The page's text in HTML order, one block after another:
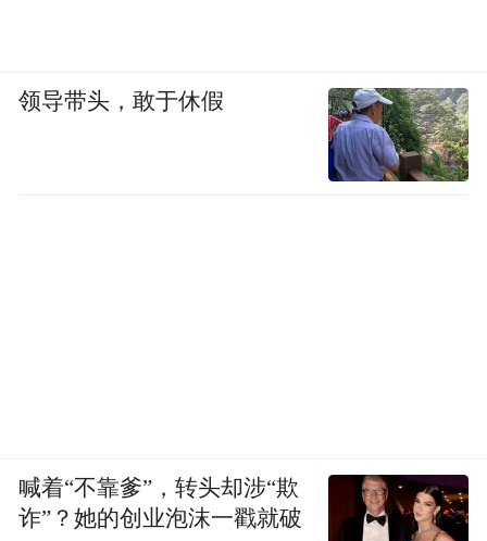
领导带头，敢于休假
喊着“不靠爹”，转头却涉“欺
诈”？她的创业泡沫一戳就破